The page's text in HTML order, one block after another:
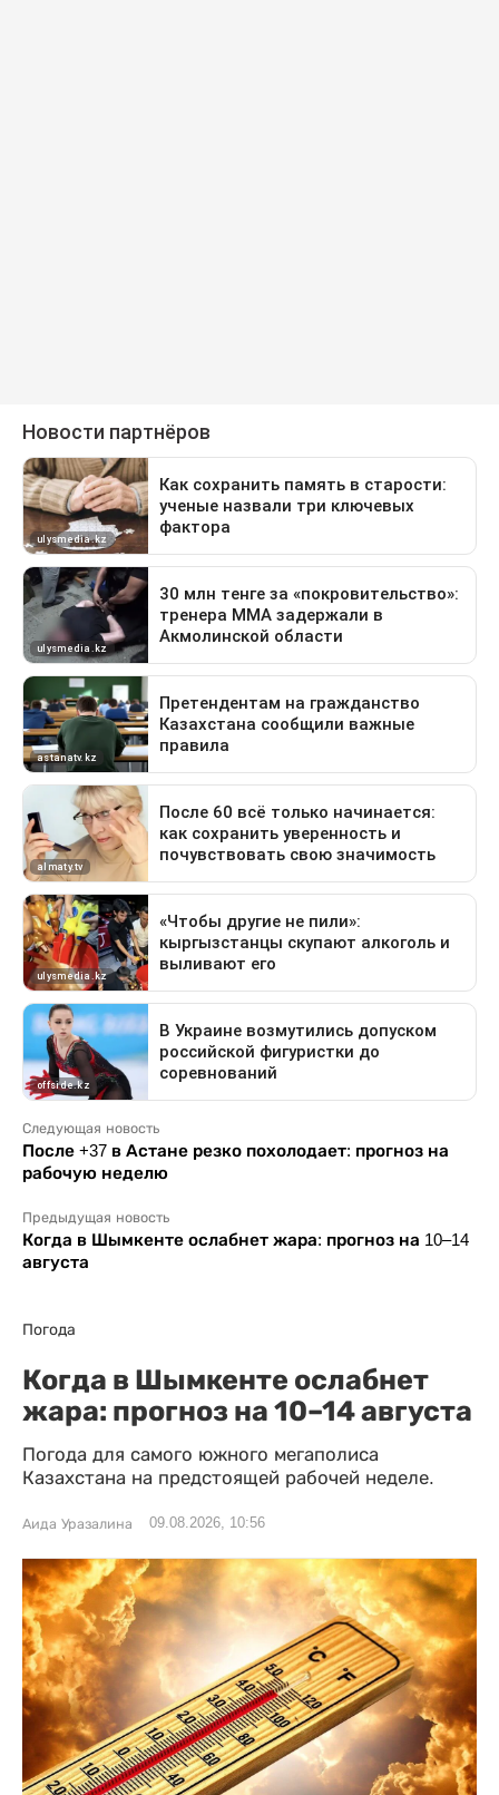
Следующая новость
После +37 в Астане резко похолодает: прогноз на
рабочую неделю
Предыдущая новость
Когда в Шымкенте ослабнет жара: прогноз на 10–14
августа
Погода
Когда в Шымкенте ослабнет
жара: прогноз на 10–14 августа
Погода для самого южного мегаполиса
Казахстана на предстоящей рабочей неделе.
Аида Уразалина 09.08.2026, 10:56